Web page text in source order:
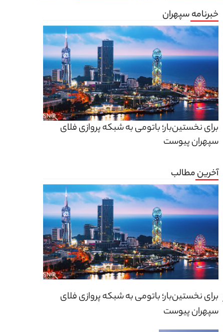
خبرنامه سپهران
برای نخستین‌بار؛ باتومی به شبکه پروازی فلای
سپهران پیوست
آخرین مطالب
برای نخستین‌بار؛ باتومی به شبکه پروازی فلای
سپهران پیوست